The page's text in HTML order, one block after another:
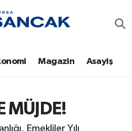
Magazin Asayiş
MÜJDE!
Emekliler Yılı
ve Fikstür